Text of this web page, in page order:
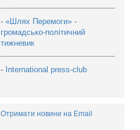
- «Шлях Перемоги» -
громадсько-політичний
тижневик
- International press-club
Отримати новини на Email